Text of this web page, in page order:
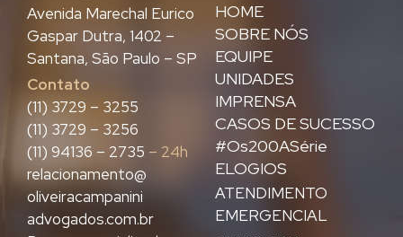
HOME
SOBRE NÓS
EQUIPE
UNIDADES
IMPRENSA
CASOS DE SUCESSO
#Os200ASérie
ELOGIOS
ATENDIMENTO
EMERGENCIAL
Avenida Marechal Eurico
Gaspar Dutra, 1402 –
Santana, São Paulo – SP
Contato
(11) 3729 – 3255
(11) 3729 – 3256
(11) 94136 – 2735 – 24h
relacionamento@
oliveiracampanini
advogados.com.br